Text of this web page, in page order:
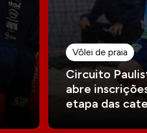
Vôlei de praia
Circuito
abre
etapa das